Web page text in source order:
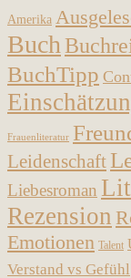
Amerika
Buch
BuchTipp
Frauenliteratur
Leidenschaft
Liebesroman
Rezension
Emotionen Talent
Verstand vs Gefühl